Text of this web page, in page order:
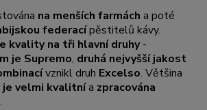
na menších farmách a poté
federacípěstitelů kávy.
kvality na tři hlavní druhy-
je Supremo, druhá nejvyšší jakost
vznikl druh Excelso. Většina
je velmi kvalitnía zpracována
.